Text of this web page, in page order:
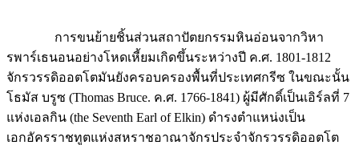
การขนย้ายชิ้นส่วนสถาปัตยกรรมหินอ่อนจากวิหา
รพาร์เธนอนอย่างโหดเหี้ยมเกิดขึ้นระหว่างปี ค.ศ. 1801-1812
จักรวรรดิออตโตมันยังครอบครองพื้นที่ประเทศกรีซ ในขณะนั้น
โธมัส บรูซ (Thomas Bruce. ค.ศ. 1766-1841) ผู้มีศักดิ์เป็นเอิร์ลที่ 7
แห่งเอลกิน (the Seventh Earl of Elkin) ดำรงตำแหน่งเป็น
เอกอัครราชทูตแห่งสหราชอาณาจักรประจำจักรวรรดิออตโต